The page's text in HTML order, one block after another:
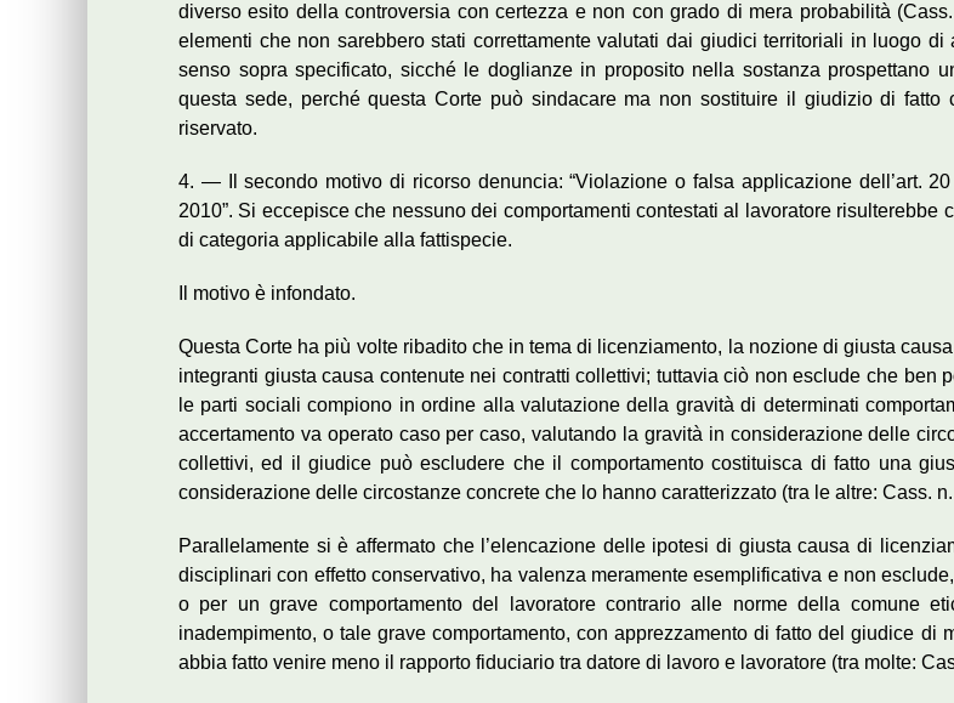
diverso esito della controversia con certezza e non con grado di mera probabilità
elementi che non sarebbero stati correttamente valutati dai giudici territoriali in luogo
senso sopra specificato, sicché le doglianze in proposito nella sostanza prospettano
questa sede, perché questa Corte può sindacare ma non sostituire il giudizio di
riservato.
4. — Il secondo motivo di ricorso denuncia: “Violazione o falsa applicazione dell’art.
2010”. Si eccepisce che nessuno dei comportamenti contestati al lavoratore
di categoria applicabile alla fattispecie.
Il motivo è infondato.
Questa Corte ha più volte ribadito che in tema di licenziamento, la nozione di giusta
integranti giusta causa contenute nei contratti collettivi; tuttavia ciò non esclude che
le parti sociali compiono in ordine alla valutazione della gravità di determinati
accertamento va operato caso per caso, valutando la gravità in considerazione delle
collettivi, ed il giudice può escludere che il comportamento costituisca di fatto una
considerazione delle circostanze concrete che lo hanno caratterizzato (tra le altre: Cass.
Parallelamente si è affermato che l’elencazione delle ipotesi di giusta causa di
disciplinari con effetto conservativo, ha valenza meramente esemplificativa e non
o per un grave comportamento del lavoratore contrario alle norme della comune
inadempimento, o tale grave comportamento, con apprezzamento di fatto del giudice
abbia fatto venire meno il rapporto fiduciario tra datore di lavoro e lavoratore (tra molte: